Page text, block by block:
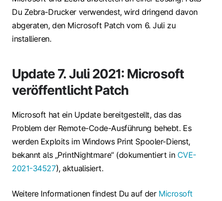
Du Zebra-Drucker verwendest, wird dringend davon
abgeraten, den Microsoft Patch vom 6. Juli zu
installieren.
Update 7. Juli 2021: Microsoft
veröffentlicht Patch
Microsoft hat ein Update bereitgestellt, das das
Problem der Remote-Code-Ausführung behebt. Es
werden Exploits im Windows Print Spooler-Dienst,
bekannt als „PrintNightmare“ (dokumentiert in CVE-
2021-34527), aktualisiert.
Weitere Informationen findest Du auf der Microsoft